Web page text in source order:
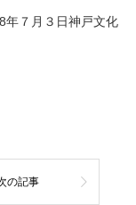
年７月３日神戸文化
の記事